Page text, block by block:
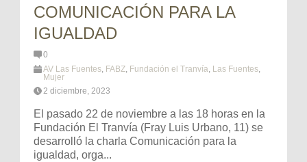
COMUNICACIÓN PARA LA
IGUALDAD
0
AV Las Fuentes FABZ Fundación el Tranvía Las Fuentes
Mujer
2 diciembre, 2023
El pasado 22 de noviembre a las 18 horas en la
Fundación El Tranvía (Fray Luis Urbano, 11) se
desarrolló la charla Comunicación para la
igualdad, orga...